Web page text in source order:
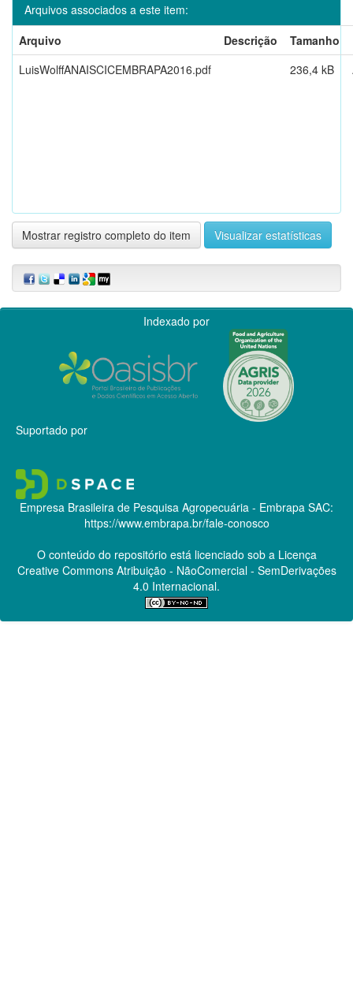
Arquivos associados a este item:
Arquivo
Descrição Tamanho
LuisWolffANAISCICEMBRAPA2016.pdf
236,4 kB
Mostrar registro completo do item Visualizar estatísticas
Indexado por
Suportado por
Empresa Brasileira de Pesquisa Agropecuária - Embrapa SAC:
https://www.embrapa.br/fale-conosco
O conteúdo do repositório está licenciado sob a Licença
Creative CommonsAtribuição - NãoComercial - SemDerivações
4.0 Internacional.